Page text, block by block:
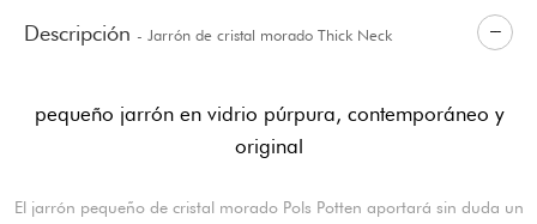
Descripción - Jarrón de cristal morado Thick Neck
pequeño jarrón en vidrio púrpura, contemporáneo y
original
El jarrón pequeño de cristal morado Pols Potten aportará sin duda un